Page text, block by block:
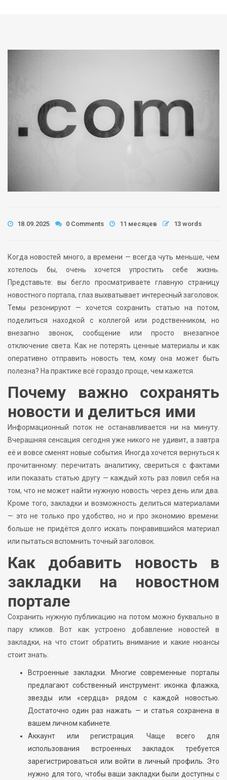
18.09.2025 0 Comments 11 месяцев 13 words
Когда новостей много, а времени — всегда чуть меньше, чем
хотелось бы, очень хочется упростить себе жизнь.
Представьте: вы бегло просматриваете главную страницу
новостного портала, глаз выхватывает интересный заголовок.
Темы резонируют — хочется сохранить статью на потом,
поделиться находкой с коллегой или родственником, но
внезапно звонок, сообщение или просто внезапное
отключение света. Как не потерять ценные материалы и как
оперативно отправить новость тем, кому она может быть
полезна? На практике всё гораздо проще, чем кажется.
Почему важно сохранять
новости и делиться ими
Информационный поток не останавливается ни на минуту.
Вчерашняя сенсация сегодня уже никого не удивит, а завтра
её и вовсе сменят новые события. Иногда хочется вернуться к
прочитанному: перечитать аналитику, свериться с фактами
или показать статью другу — каждый хоть раз ловил себя на
том, что не может найти нужную новость через день или два.
Кроме того, закладки и возможность делиться материалами
— это не только про удобство, но и про экономию времени:
больше не придётся долго искать понравившийся материал
или пытаться вспомнить точный заголовок.
Как добавить новость в
закладки на новостном
портале
Сохранить нужную публикацию на потом можно буквально в
пару кликов. Вот как устроено добавление новостей в
закладки, на что стоит обратить внимание и какие нюансы
стоит знать:
Встроенные закладки. Многие современные порталы
предлагают собственный инструмент: иконка флажка,
звезды или «сердца» рядом с каждой новостью.
Достаточно один раз нажать — и статья сохранена в
вашем личном кабинете.
Аккаунт или регистрация. Чаще всего для
использования встроенных закладок требуется
зарегистрироваться или войти в личный профиль. Это
нужно для того, чтобы ваши закладки были доступны с